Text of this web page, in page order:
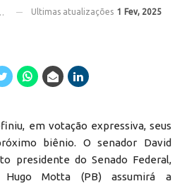
Ultimas atualizações 1 Fev, 2025
em votação expressiva, seus
biênio. O senador David
presidente do Senado Federal,
Hugo Motta (PB) assumirá a